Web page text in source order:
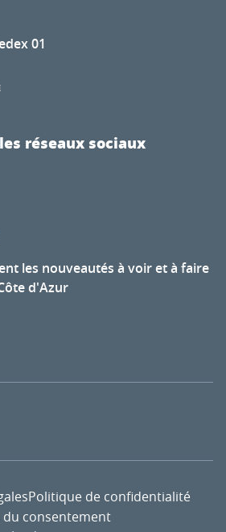
01
réseaux sociaux
les nouveautés à voir et à faire
d'Azur
Politique de confidentialité
du consentement